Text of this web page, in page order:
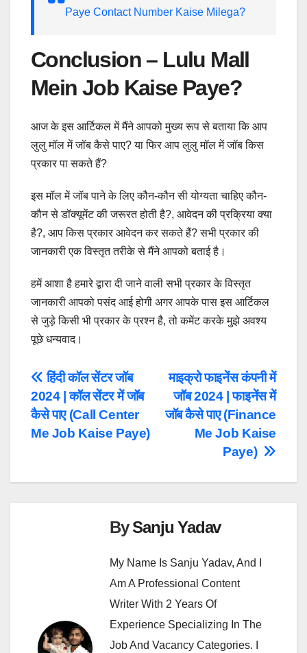
Paye Contact Number Kaise Milega?
Conclusion – Lulu Mall
Mein Job Kaise Paye?
आज के इस आर्टिकल में मैंने आपको मुख्य रूप से बताया कि आप
लुलु मॉल में जॉब कैसे पाए? या फिर आप लुलु मॉल में जॉब किस
प्रकार पा सकते हैं?
इस मॉल में जॉब पाने के लिए कौन-कौन सी योग्यता चाहिए कौन-
कौन से डॉक्यूमेंट की जरूरत होती है?, आवेदन की प्रक्रिया क्या
है?, आप किस प्रकार आवेदन कर सकते हैं? सभी प्रकार की
जानकारी एक विस्तृत तरीके से मैंने आपको बताई है।
हमें आशा है हमारे द्वारा दी जाने वाली सभी प्रकार के विस्तृत
जानकारी आपको पसंद आई होगी अगर आपके पास इस आर्टिकल
से जुड़े किसी भी प्रकार के प्रश्न है, तो कमेंट करके मुझे अवश्य
पूछे धन्यवाद।
Post
Navigation
माइक्रो फाइनेंस कंपनी में
जॉब 2024 | फाइनेंस में
जॉब कैसे पाए (Finance
Me Job Kaise
Paye)
हिंदी कॉल सेंटर जॉब
2024 | कॉल सेंटर में जॉब
कैसे पाए (Call Center
Me Job Kaise Paye)
BySanju Yadav
My Name Is Sanju Yadav, And I
Am A Professional Content
Writer With 2 Years Of
Experience Specializing In The
Job And Vacancy Categories. I